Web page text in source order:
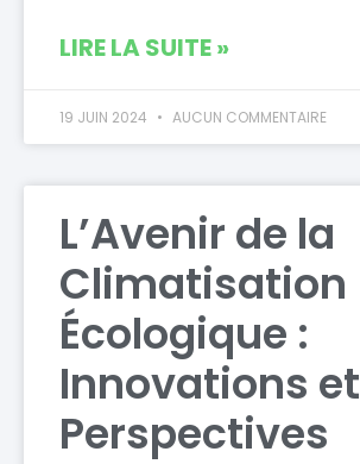
LIRE LA SUITE »
19 JUIN 2024 AUCUN COMMENTAIRE
L’Avenir de la
Climatisation
Écologique :
Innovations et
Perspectives